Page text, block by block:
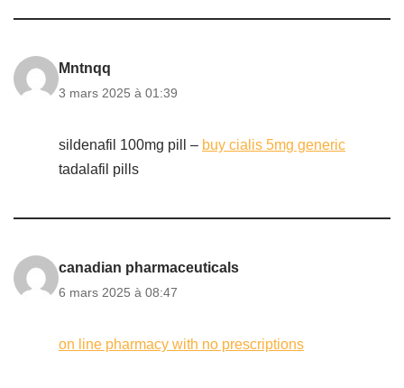
Mntnqq
3 mars 2025 à 01:39
sildenafil 100mg pill – buy cialis 5mg generic
tadalafil pills
canadian pharmaceuticals
6 mars 2025 à 08:47
on line pharmacy with no prescriptions